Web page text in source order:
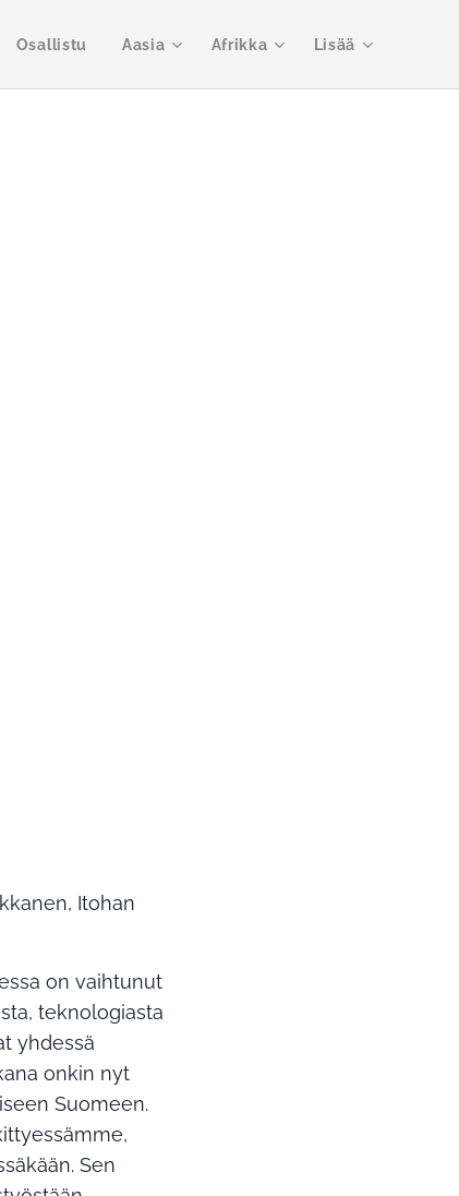
Osallistu Aasia Afrikka Lisää
Itohan
on vaihtunut
teknologiasta
yhdessä
onkin nyt
Suomeen.
Sen